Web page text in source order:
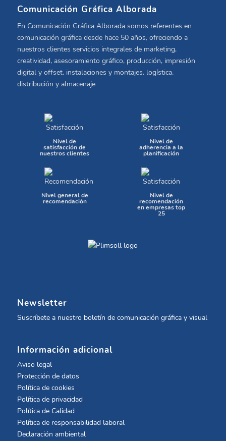
Comunicación Gráfica Alborada
En Comunicación Gráfica Alborada somos referentes en
comunicación gráfica desde hace 50 años, ofreciendo a
nuestros clientes servicios integrales de marketing,
creatividad, asesoramiento gráfico, producción, impresión
digital y offset, instalaciones y montajes, logística,
distribución y almacenaje
Nivel de
satisfacción de
nuestros clientes
Nivel de
adherencia a la
planificación
Nivel general de
recomendación
Nivel de
recomendación
en empresas top
25
Newsletter
Suscríbete a nuestro boletín de comunicación gráfica y visual
Información adicional
Aviso legal
Protección de datos
Política de cookies
Política de privacidad
Política de Calidad
Política de responsabilidad laboral
Declaración ambiental